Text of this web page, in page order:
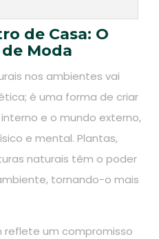
de Casa: O
Moda
nos ambientes vai
é uma forma de criar
e o mundo externo,
e mental. Plantas,
naturais têm o poder
tornando-o mais
reflete um compromisso